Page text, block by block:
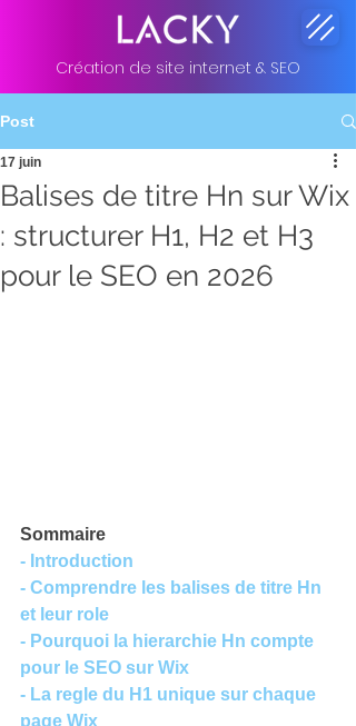
Création de site internet & SEO
Post
Balises de titre Hn sur Wix
: structurer H1, H2 et H3
pour le SEO en 2026
17 juin
Sommaire
- Introduction
- Comprendre les balises de titre Hn
et leur role
- Pourquoi la hierarchie Hn compte
pour le SEO sur Wix
- La regle du H1 unique sur chaque
page Wix